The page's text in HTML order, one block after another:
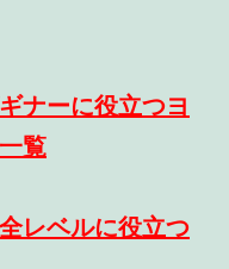
ナーに役立つヨ
覧
レベルに役立つ